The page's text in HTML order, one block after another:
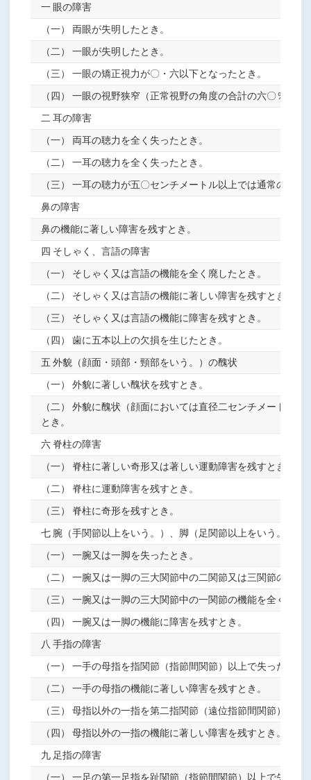
一 眼の障害
（一） 両眼が失明したとき。
（二） 一眼が失明したとき。
（三） 一眼の矯正視力が〇・六以下となったとき。
（四） 一眼の視野狭窄（正常視野の角度の合計の六〇％以
二 耳の障害
（一） 両耳の聴力を全く失ったとき。
（二） 一耳の聴力を全く失ったとき。
（三） 一耳の聴力が五〇センチメートル以上では通常の話声
鼻の障害
鼻の機能に著しい障害を残すとき。
四 そしゃく、言語の障害
（一） そしゃく又は言語の機能を全く廃したとき。
（二） そしゃく又は言語の機能に著しい障害を残すとき。
（三） そしゃく又は言語の機能に障害を残すとき。
（四） 歯に五本以上の欠損を生じたとき。
五 外貌（顔面・頭部・頸部をいう。）の醜状
（一） 外貌に著しい醜状を残すとき。
（二） 外貌に醜状（顔面においては直径二センチメートル
とき。
六 脊柱の障害
（一） 脊柱に著しい奇形又は著しい運動障害を残すとき。
（二） 脊柱に運動障害を残すとき。
（三） 脊柱に奇形を残すとき。
七 腕（手関節以上をいう。）、脚（足関節以上をいう。）の
（一） 一腕又は一脚を失ったとき。
（二） 一腕又は一脚の三大関節中の二関節又は三関節の機能
（三） 一腕又は一脚の三大関節中の一関節の機能を全く廃し
（四） 一腕又は一脚の機能に障害を残すとき。
八 手指の障害
（一） 一手の母指を指関節（指節間関節）以上で失ったとき
（二） 一手の母指の機能に著しい障害を残すとき。
（三） 母指以外の一指を第二指関節（遠位指節間関節）以上
（四） 母指以外の一指の機能に著しい障害を残すとき。
九 足指の障害
（一） 一足の第一足指を趾関節（指節間関節）以上で失った